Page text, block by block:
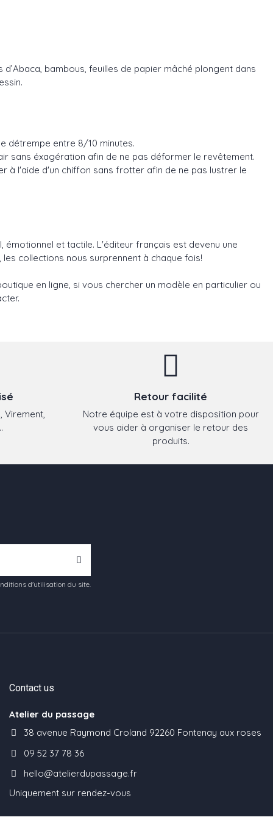
bambous, feuilles de papier mâché plongent dans
détrempe entre 8/10 minutes.
sans éxagération afin de ne pas déformer le revêtement.
à l'aide d'un chiffon sans frotter afin de ne pas lustrer le
émotionnel et tactile. L'éditeur français est devenu une
collections nous surprennent à chaque fois!
en ligne, si vous chercher un modèle en particulier ou
Virement,
Retour facilité
Notre équipe est à votre disposition pour
vous aider à organiser le retour des
produits.
d'utilisation du site.
Contact us
Atelier du passage
38 avenue Raymond Croland 92260 Fontenay aux roses
09 52 37 78 36
hello@atelierdupassage.fr
Uniquement sur rendez-vous